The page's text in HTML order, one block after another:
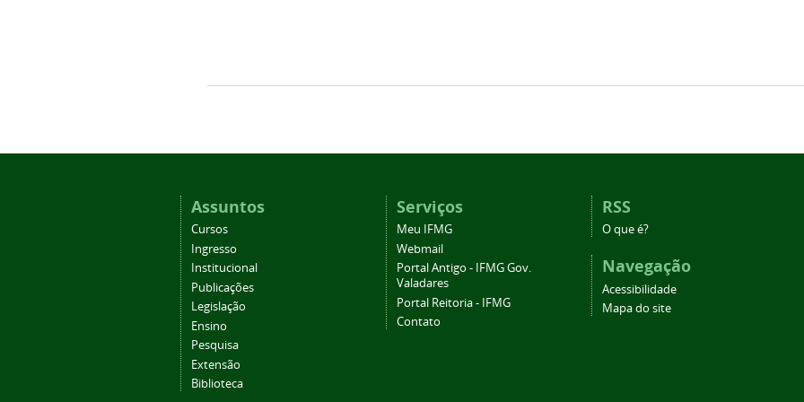
Assuntos
Cursos
Ingresso
Institucional
Publicações
Legislação
Ensino
Pesquisa
Extensão
Biblioteca
Serviços
Meu IFMG
Webmail
Portal Antigo - IFMG Gov.
Valadares
Portal Reitoria - IFMG
Contato
RSS
O que é?
Navegação
Acessibilidade
Mapa do site